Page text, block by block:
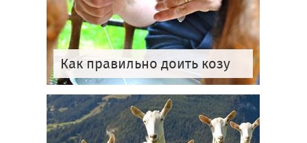
Как правильно доить козу